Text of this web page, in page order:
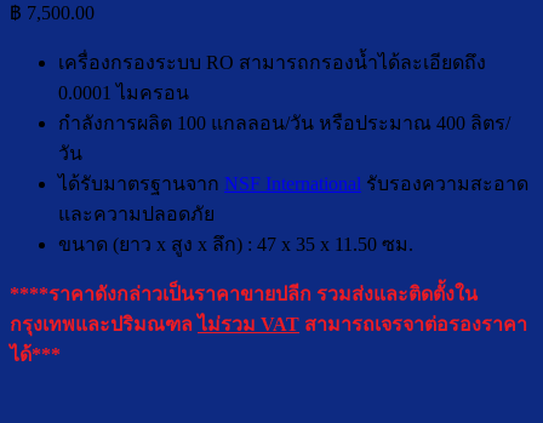
฿ 7,500.00
เครื่องกรองระบบ RO สามารถกรองน้ำได้ละเอียดถึง
0.0001 ไมครอน
กำลังการผลิต 100 แกลลอน/วัน หรือประมาณ 400 ลิตร/
วัน
ได้รับมาตรฐานจาก NSF International รับรองความสะอาด
และความปลอดภัย
ขนาด (ยาว x สูง x ลึก) : 47 x 35 x 11.50 ซม.
****ราคาดังกล่าวเป็นราคาขายปลีก รวมส่งและติดตั้งใน
กรุงเทพและปริมณฑลไม่รวม VAT สามารถเจรจาต่อรองราคา
ได้***